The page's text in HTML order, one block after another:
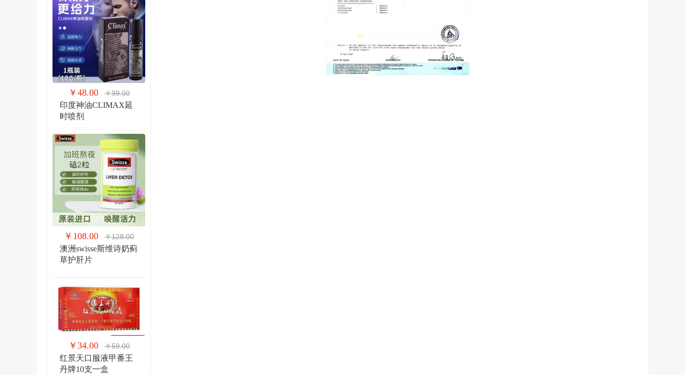
￥48.00 ￥99.00
印度神油CLIMAX延
时喷剂
￥108.00 ￥128.00
澳洲swisse斯维诗奶蓟
草护肝片
￥34.00 ￥59.00
红景天口服液甲番王
丹牌10支一盒